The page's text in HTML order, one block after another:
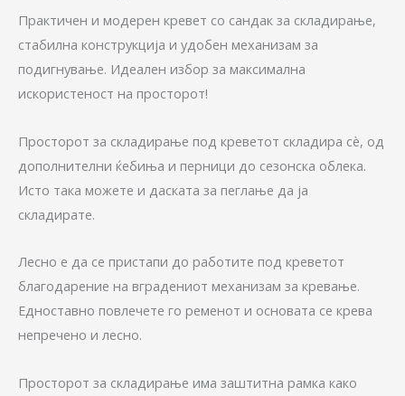
Практичен и модерен кревет со сандак за складирање,
стабилна конструкција и удобен механизам за
подигнување. Идеален избор за максимална
искористеност на просторот!
Просторот за складирање под креветот складира сè, од
дополнителни ќебиња и перници до сезонска облека.
Исто така можете и даската за пеглање да ја
складирате.
Лесно е да се пристапи до работите под креветот
благодарение на вградениот механизам за кревање.
Едноставно повлечете го ременот и основата се крева
непречено и лесно.
Просторот за складирање има заштитна рамка како